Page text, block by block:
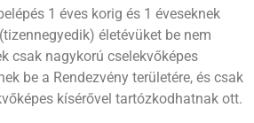
1 éves korig és 1 éveseknek
életévüket be nem
csak nagykorú cselekvőképes
be a Rendezvény területére, és csak
kísérővel tartózkodhatnak ott.